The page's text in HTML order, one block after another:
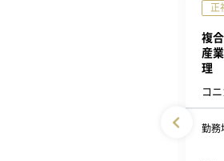
正
複
産
理
コ
勤務